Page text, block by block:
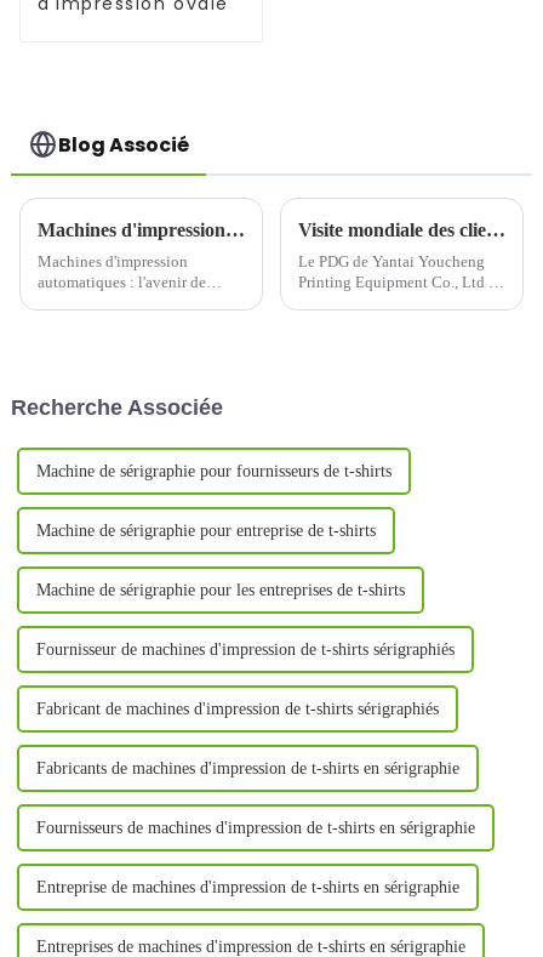
Blog Associé
Machines d'impression automatiques : l'avenir de l'impression efficace et de haute qualité
Machines d'impression
automatiques : l'avenir de
et les particuliers recherchent
Visite mondiale des clients du PDG de Yantai Youcheng
Le PDG de Yantai Youcheng
Printing Equipment Co., Ltd a
Recherche Associée
Machine de sérigraphie pour fournisseurs de t-shirts
Machine de sérigraphie pour entreprise de t-shirts
Machine de sérigraphie pour les entreprises de t-shirts
Fournisseur de machines d'impression de t-shirts sérigraphiés
Fabricant de machines d'impression de t-shirts sérigraphiés
Fabricants de machines d'impression de t-shirts en sérigraphie
Fournisseurs de machines d'impression de t-shirts en sérigraphie
Entreprise de machines d'impression de t-shirts en sérigraphie
Entreprises de machines d'impression de t-shirts en sérigraphie